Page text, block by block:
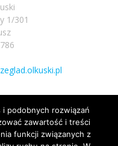
1/301
i podobnych rozwiązań
zawartość i treści
funkcji związanych z